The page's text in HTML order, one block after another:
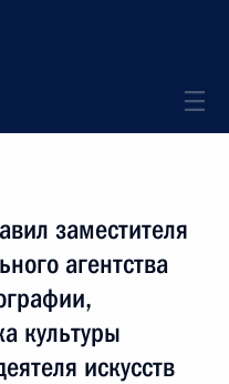
заместителя
агентства
культуры
искусств